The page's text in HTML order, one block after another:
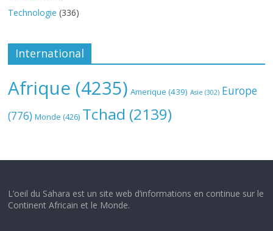
Technologie (336)
International
Afrique (4235) Amerique (439) Asie (302) Europe
(776) Monde (426) Tchad (2139)
L’oeil du Sahara est un site web d’informations en continue sur le
Continent Africain et le Monde.